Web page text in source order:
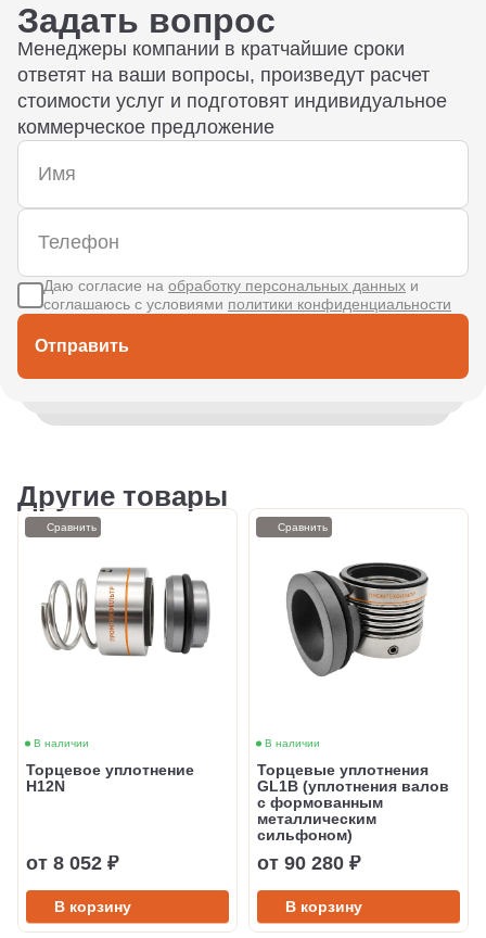
Задать вопрос
Менеджеры компании в кратчайшие сроки
ответят на ваши вопросы, произведут расчет
стоимости услуг и подготовят индивидуальное
коммерческое предложение
Отправить
Даю согласие на обработку персональных данных и
соглашаюсь с условиями политики конфиденциальности
Другие товары
В наличии
Торцевое уплотнение
H12N
от 8 052 ₽
В корзину
Сравнить
В наличии
Торцевые уплотнения
GL1B (уплотнения валов
с формованным
металлическим
сильфоном)
от 90 280 ₽
В корзину
Сравнить